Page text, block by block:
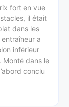
fort en vue
il était
dans les
a
inférieur
Monté dans le
conclu